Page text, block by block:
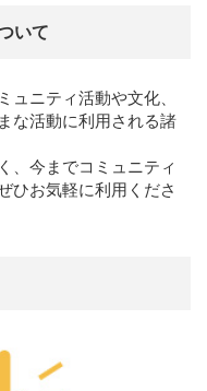
いて
ュニティ活動や文化、
な活動に利用される諸
、今までコミュニティ
ひお気軽に利用くださ